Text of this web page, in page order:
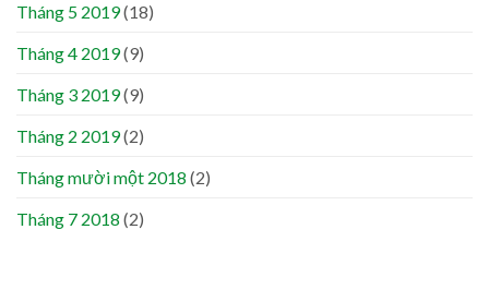
Tháng 5 2019(18)
Tháng 4 2019(9)
Tháng 3 2019(9)
Tháng 2 2019(2)
Tháng mười một 2018 (2)
Tháng 7 2018 (2)